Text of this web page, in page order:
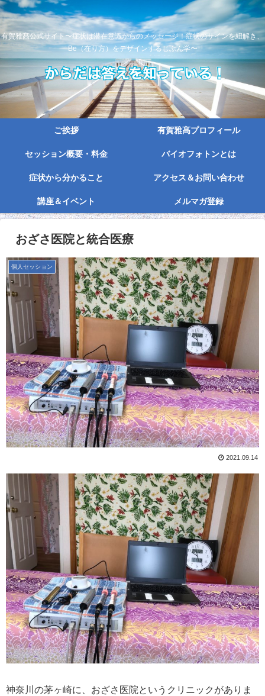
有賀雅髙公式サイト〜症状は潜在意識からのメッセージ！症状のサインを紐解き、
Be（在り方）をデザインするじぶん学〜
ご挨拶 有賀雅髙プロフィール
セッション概要・料金 バイオフォトンとは
症状から分かること アクセス＆お問い合わせ
講座＆イベント メルマガ登録
おざさ医院と統合医療
個人セッション
2021.09.14
神奈川の茅ヶ崎に、おざさ医院というクリニックがありま